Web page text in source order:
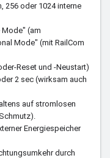
256 oder 1024 interne
Mode" (am
Mode" (mit RailCom
Reset und -Neustart)
2 sec (wirksam auch
auf stromlosen
Energiespeicher
durch